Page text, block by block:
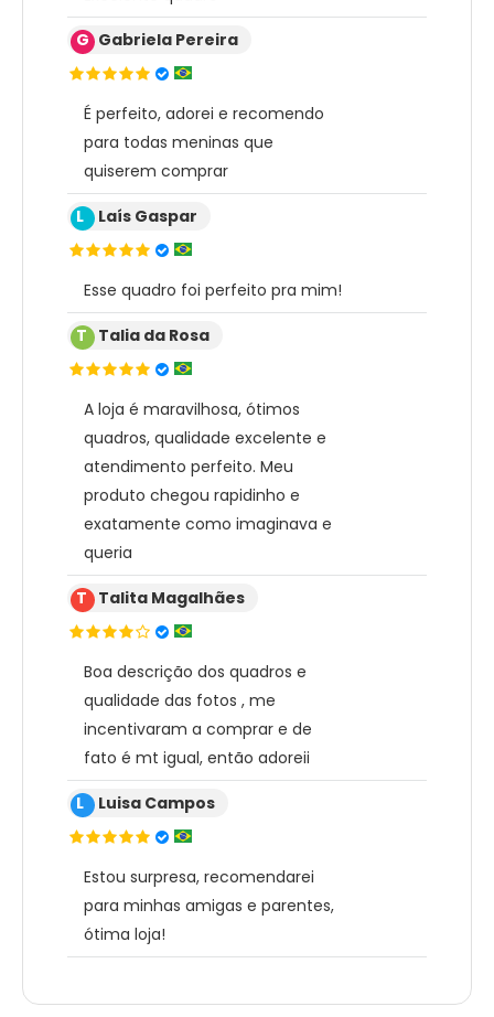
G Gabriela Pereira
É perfeito, adorei e recomendo
para todas meninas que
quiserem comprar
L Laís Gaspar
Esse quadro foi perfeito pra mim!
T Talia da Rosa
A loja é maravilhosa, ótimos
quadros, qualidade excelente e
atendimento perfeito. Meu
produto chegou rapidinho e
exatamente como imaginava e
queria
T Talita Magalhães
Boa descrição dos quadros e
qualidade das fotos , me
incentivaram a comprar e de
fato é mt igual, então adoreii
L Luisa Campos
Estou surpresa, recomendarei
para minhas amigas e parentes,
ótima loja!